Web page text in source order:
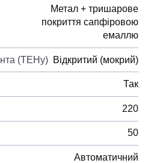
Метал + тришарове
покриття сапфіровою
емаллю
(ТЕНу) Відкритий (мокрий)
Так
220
50
Автоматичний